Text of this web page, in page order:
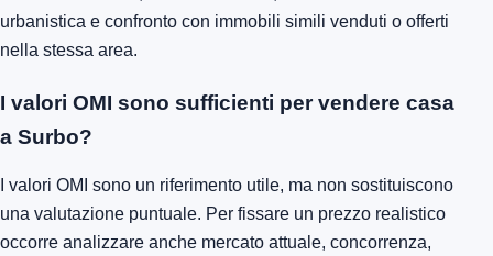
urbanistica e confronto con immobili simili venduti o offerti
nella stessa area.
I valori OMI sono sufficienti per vendere casa
a Surbo?
I valori OMI sono un riferimento utile, ma non sostituiscono
una valutazione puntuale. Per fissare un prezzo realistico
occorre analizzare anche mercato attuale, concorrenza,